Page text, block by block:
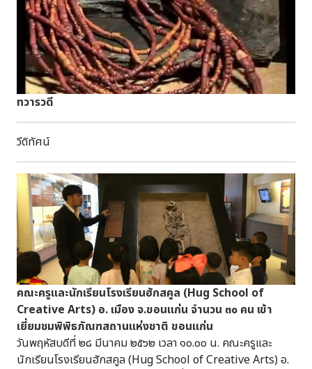
ทวารวดี
วีดิทัศน์
คณะครูและนักเรียนโรงเรียนฮักสคูล (Hug School of
Creative Arts) อ. เมือง จ.ขอนแก่น จำนวน ๓๐ คน เข้า
เยี่ยมชมพิพิธภัณฑสถานแห่งชาติ ขอนแก่น
วันพฤหัสบดีที่ ๒๘ มีนาคม ๒๕๖๒ เวลา ๑๐.๐๐ น. คณะครูและ
นักเรียนโรงเรียนฮักสคูล (Hug School of Creative Arts) อ.